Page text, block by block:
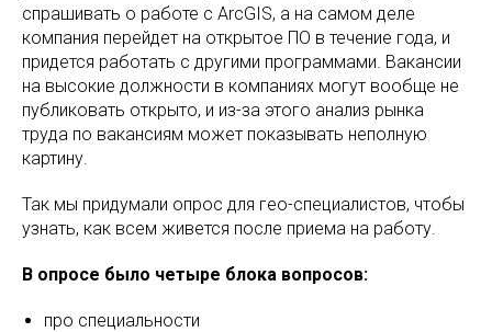
спрашивать о работе с ArcGIS, а на самом деле
компания перейдет на открытое ПО в течение года, и
придется работать с другими программами. Вакансии
на высокие должности в компаниях могут вообще не
публиковать открыто, и из-за этого анализ рынка
труда по вакансиям может показывать неполную
картину.
Так мы придумали опрос для гео-специалистов, чтобы
узнать, как всем живется после приема на работу.
В опросе было четыре блока вопросов:
про специальности